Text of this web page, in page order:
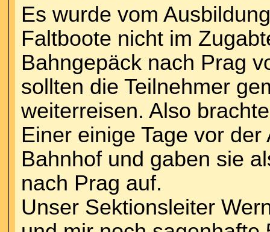
Es wurde vom
Faltboote nicht im
Bahngepäck nach Prag
sollten die Teilnehmer
weiterreisen. Also
Einer einige Tage vor
Bahnhof und gaben sie
nach Prag auf.
Unser Sektionsleiter